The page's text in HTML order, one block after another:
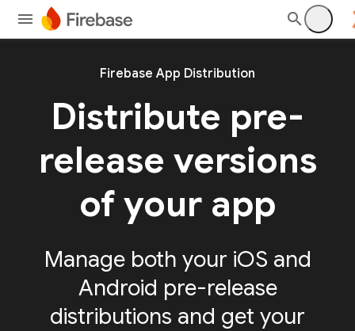
Firebase App Distribution
Distribute pre-
release versions
of your app
Manage both your iOS and
Android pre-release
distributions and get your